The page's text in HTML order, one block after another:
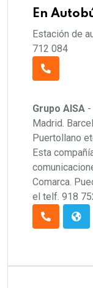
En
Estación de
712 084
Grupo AISA
Madrid.
Puertollano
Esta
Comarca.
el telf. 918